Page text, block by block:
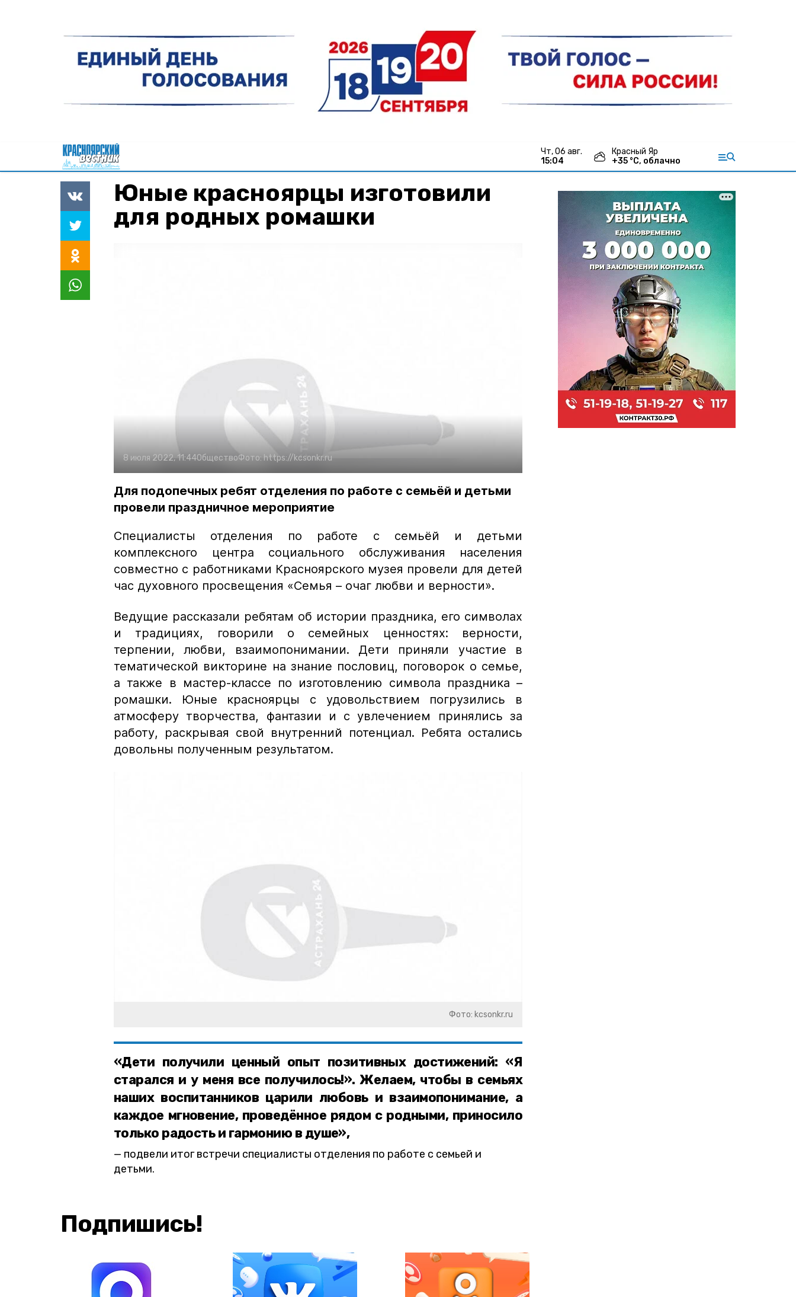
чт, 06 авг.
15:04
Красный Яр
+35 °С, облачно
Юные красноярцы изготовили
для родных ромашки
8 июля 2022, 11:44ОбществоФото: https://kcsonkr.ru
Для подопечных ребят отделения по работе с семьёй и детьми
провели праздничное мероприятие
Специалисты отделения по работе с семьёй и детьми
комплексного центра социального обслуживания населения
совместно с работниками Красноярского музея провели для детей
час духовного просвещения «Семья – очаг любви и верности».
Ведущие рассказали ребятам об истории праздника, его символах
и традициях, говорили о семейных ценностях: верности,
терпении, любви, взаимопонимании. Дети приняли участие в
тематической викторине на знание пословиц, поговорок о семье,
а также в мастер-классе по изготовлению символа праздника –
ромашки. Юные красноярцы с удовольствием погрузились в
атмосферу творчества, фантазии и с увлечением принялись за
работу, раскрывая свой внутренний потенциал. Ребята остались
довольны полученным результатом.
Фото: kcsonkr.ru
«Дети получили ценный опыт позитивных достижений: «Я
старался и у меня все получилось!». Желаем, чтобы в семьях
наших воспитанников царили любовь и взаимопонимание, а
каждое мгновение, проведённое рядом с родными, приносило
только радость и гармонию в душе»,
подвели итог встречи специалисты отделения по работе с семьей и
детьми.
Подпишись!